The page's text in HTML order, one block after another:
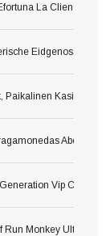
La Clien?ii Ane
Paikalinen
Abertura
Vip Casino
Monkey Ultra Hot